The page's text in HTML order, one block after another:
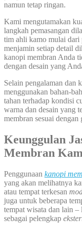
namun tetap ringan.
Kami mengutamakan
langkah pemasangan
tim ahli kamo mulai dari
menjamin setiap detail
kanopi membran Anda
dengan desain yang
Selain pengalaman dan
menggunakan bahan-
tahan terhadap kondisi
warna dan desain yang
membran sesuai
Keunggulan
Membran
Penggunaan kanopi
yang akan melihatnya
atau tempat terkesan
juga untuk beberapa
tempat wisata dan lain
sebagai pelengkap